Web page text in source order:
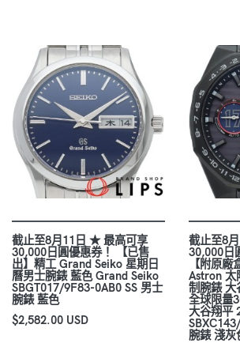
截止至8月11日 ★ 最高可享
30,000日圓優惠券！ 【已售
出】精工 Grand Seiko 星期日
曆男士腕錶 藍色 Grand Seiko
SBGT017/9F83-0AB0 SS 男士
腕錶 藍色
$2,582.00 USD
截止至8
30,000日
【附原
Astron 太
制腕錶 大
全球限量
大谷翔平
腕錶 淺灰